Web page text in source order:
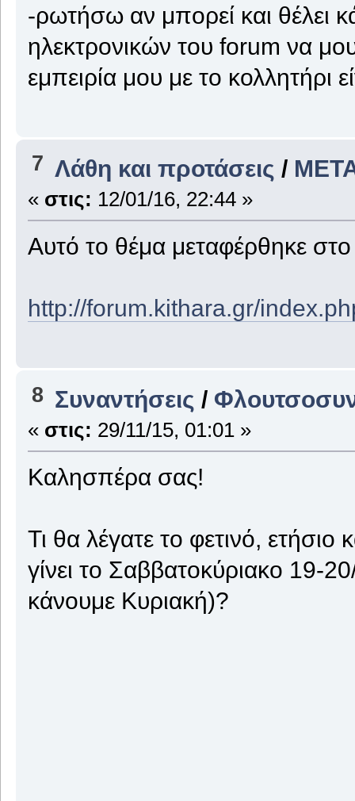
-ρωτήσω αν μπορεί και θέλει
ηλεκτρονικών του forum να
εμπειρία μου με το κολλητήρι
7 Λάθη και προτάσεις /
« στις: 12/01/16, 22:44 »
Αυτό το θέμα μεταφέρθηκε
http://forum.kithara.gr/
8 Συναντήσεις /
« στις: 29/11/15, 01:01 »
Καλησπέρα σας!
Τι θα λέγατε το φετινό,
γίνει το Σαββατοκύριακο 19-
κάνουμε Κυριακή)?